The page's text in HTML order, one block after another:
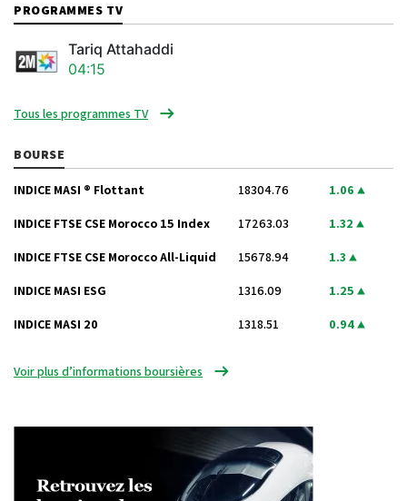
PROGRAMMES TV
Tariq Attahaddi
04:15
Tous les programmes TV
BOURSE
INDICE MASI ® Flottant 18304.76 1.06
INDICE FTSE CSE Morocco 15 Index 17263.03 1.32
INDICE FTSE CSE Morocco All-Liquid 15678.94 1.3
INDICE MASI ESG 1316.09 1.25
INDICE MASI 20 1318.51 0.94
Voir plus d’informations boursières